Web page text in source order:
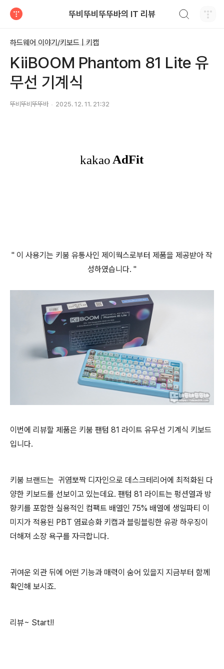
뚜비뚜비뚜뚜바의 IT 리뷰
하드웨어 이야기/키보드 | 키캡
KiiBOOM Phantom 81 Lite 유
무선 기계식
뚜비뚜비뚜뚜바 2025. 12. 11. 21:32
" 이 사용기는 키붐 유통사인 제이웍스로부터 제품을 제공받아 작
성하였습니다. "
이번에 리뷰할 제품은 키붐 팬텀 81 라이트 유무선 기계식 키보드
입니다.
키붐 브랜드는 귀염뽀짝 디자인으로 데스크테리어에 최적화된 다
양한 키보드를 선보이고 있는데요. 팬텀 81 라이트는 펑션열과 방
향키를 포함한 실용적인 컴팩트 배열인 75% 배열에 생일파티 이
미지가 적용된 PBT 염료승화 키캡과 블링블링한 유광 하우징이
더해져 소장 욕구를 자극합니다.
귀여운 외관 뒤에 어떤 기능과 매력이 숨어 있을지 지금부터 함께
확인해 보시죠.
리뷰~ Start!!